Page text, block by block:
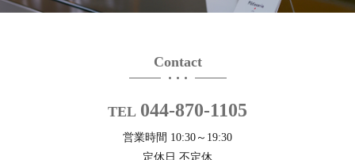
Contact
TEL 044-870-1105
営業時間 10:30～19:30
定休日 不定休